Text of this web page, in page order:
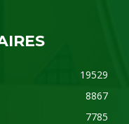
19529
8867
7785